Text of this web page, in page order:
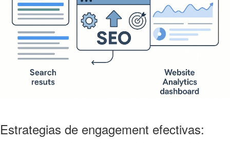
Estrategias de engagement efectivas: